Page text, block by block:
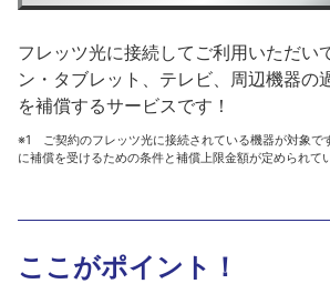
フレッツ光に接続してご利用いただい
ン・タブレット、テレビ、周辺機器の
を補償するサービスです！
※1 ご契約のフレッツ光に接続されている機器が対象
に補償を受けるための条件と補償上限金額が定められて
ここがポイント！